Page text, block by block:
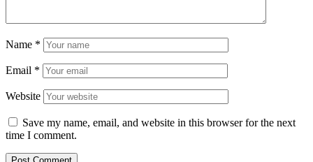
Name *
Email *
Website
Save my name, email, and website in this browser for the next
time I comment.